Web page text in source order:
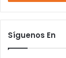
Síguenos En